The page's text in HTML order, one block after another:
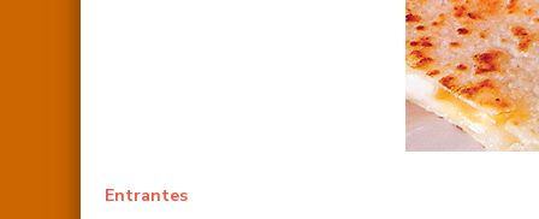
Entrantes